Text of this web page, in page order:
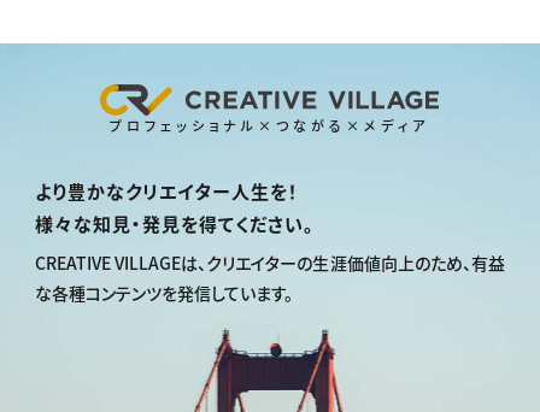
プロフェッショナル×つながる×メディア
より豊かなクリエイター人生を！
様々な知見・発見を得てください。
CREATIVE VILLAGEは、クリエイターの生涯価値向上のため、有益
な各種コンテンツを発信しています。